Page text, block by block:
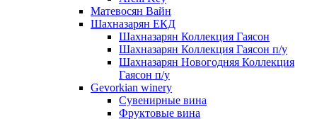
Матевосян Вайн
Шахназарян ЕКД
Шахназарян Коллекция Гаясон
Шахназарян Коллекция Гаясон п/у
Шахназарян Новогодняя Коллекция
Гаясон п/у
Gevorkian winery
Сувенирные вина
Фруктовые вина